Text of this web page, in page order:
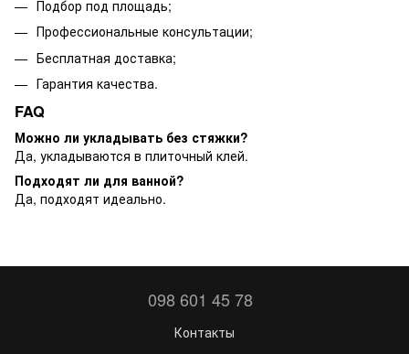
Подбор под площадь;
Профессиональные консультации;
Бесплатная доставка;
Гарантия качества.
FAQ
Можно ли укладывать без стяжки?
Да, укладываются в плиточный клей.
Подходят ли для ванной?
Да, подходят идеально.
098 601 45 78
Контакты